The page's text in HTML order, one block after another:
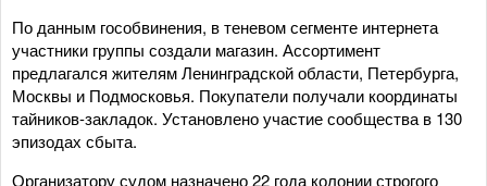
По данным гособвинения, в теневом сегменте интернета
участники группы создали магазин. Ассортимент
предлагался жителям Ленинградской области, Петербурга,
Москвы и Подмосковья. Покупатели получали координаты
тайников-закладок. Установлено участие сообщества в 130
эпизодах сбыта.
Организатору судом назначено 22 года колонии строгого